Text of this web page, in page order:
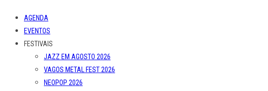
AGENDA
EVENTOS
FESTIVAIS
JAZZ EM AGOSTO 2026
VAGOS METAL FEST 2026
NEOPOP 2026